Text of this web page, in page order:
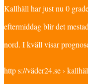
Kallhäll har just nu 0
eftermiddag blir det
nord. I kväll visar
http s://väder24.se ›